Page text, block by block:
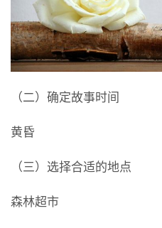
（二）确定故事时间
黄昏
（三）选择合适的地点
森林超市